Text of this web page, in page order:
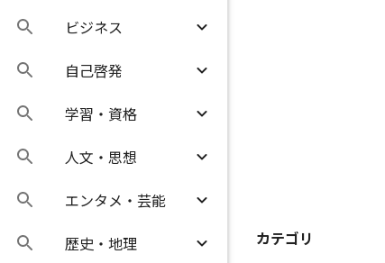
ビジネス
自己啓発
学習・資格
人文・思想
エンタメ・芸能
歴史・地理
カテゴリ